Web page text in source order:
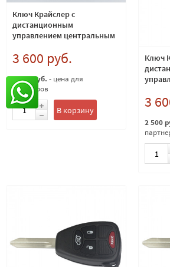
Ключ Крайслер с
дистанционным
управлением центральным
315 Mhz
3 600 руб.
2 500 руб. - цена для
партнеров
В корзину
Ключ
315
3
2 500